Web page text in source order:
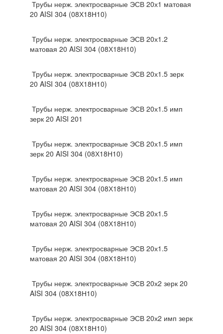
Трубы нерж. электросварные ЭСВ 20х1 матовая
20 AISI 304 (08Х18Н10)
Трубы нерж. электросварные ЭСВ 20х1.2
матовая 20 AISI 304 (08Х18Н10)
Трубы нерж. электросварные ЭСВ 20х1.5 зерк
20 AISI 304 (08Х18Н10)
Трубы нерж. электросварные ЭСВ 20х1.5 имп
зерк 20 AISI 201
Трубы нерж. электросварные ЭСВ 20х1.5 имп
зерк 20 AISI 304 (08Х18Н10)
Трубы нерж. электросварные ЭСВ 20х1.5 имп
матовая 20 AISI 304 (08Х18Н10)
Трубы нерж. электросварные ЭСВ 20х1.5
матовая 20 AISI 304 (08Х18Н10)
Трубы нерж. электросварные ЭСВ 20х1.5
матовая 20 AISI 304 (08Х18Н10)
Трубы нерж. электросварные ЭСВ 20х2 зерк 20
AISI 304 (08Х18Н10)
Трубы нерж. электросварные ЭСВ 20х2 имп зерк
20 AISI 304 (08Х18Н10)